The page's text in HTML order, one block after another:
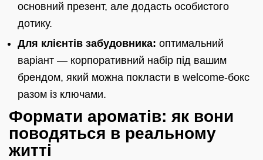
основний презент, але додасть особистого
дотику.
Для клієнтів забудовника: оптимальний
варіант — корпоративний набір під вашим
брендом, який можна покласти в welcome-бокс
разом із ключами.
Формати ароматів: як вони
поводяться в реальному
житті